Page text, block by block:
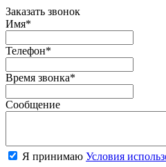
Заказать звонок
Имя*
Телефон*
Время звонка*
Сообщение
Я принимаю Условия